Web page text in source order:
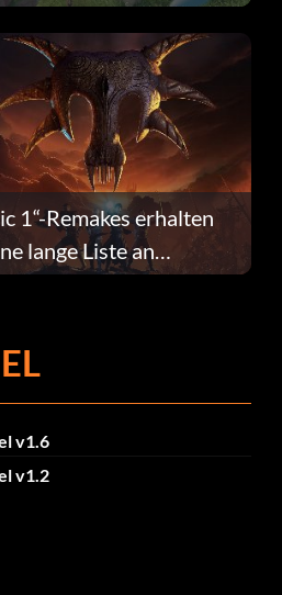
1“-Remakes erhalten
lange Liste an
v1.6
v1.2